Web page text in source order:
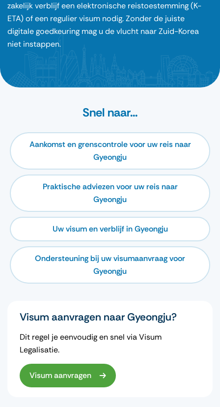
zakelijk verblijf een elektronische reistoestemming (K-
ETA) of een regulier visum nodig. Zonder de juiste
digitale goedkeuring mag u de vlucht naar Zuid-Korea
niet instappen.
Snel naar...
Aankomst en grenscontrole voor uw reis naar
Gyeongju
Praktische adviezen voor uw reis naar
Gyeongju
Uw visum en verblijf in Gyeongju
Ondersteuning bij uw visumaanvraag voor
Gyeongju
Visum aanvragen naar Gyeongju?
Dit regel je eenvoudig en snel via Visum
Legalisatie.
Visum aanvragen